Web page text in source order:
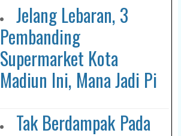
Jelang Lebaran, 3
Pembanding
Supermarket Kota
Madiun Ini, Mana Jadi Pi
Tak Berdampak Pada